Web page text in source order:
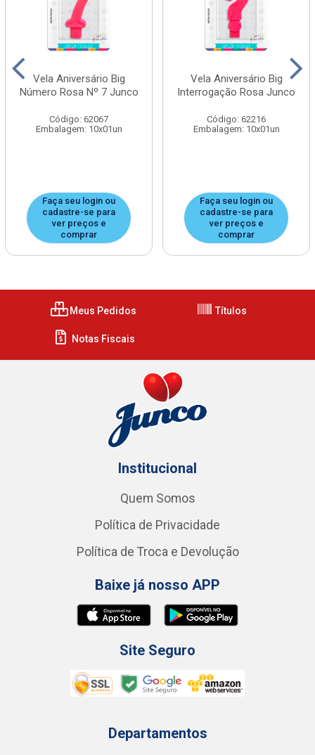
Vela Aniversário Big
Número Rosa Nº 7 Junco
Código: 62067
Embalagem: 10x01un
Faça seu login ou
cadastre-se para
ver preços e
comprar
Vela Aniversário Big
Interrogação Rosa Junco
Código: 62216
Embalagem: 10x01un
Faça seu login ou
cadastre-se para
ver preços e
comprar
Meus Pedidos Títulos
Notas Fiscais
Institucional
Quem Somos
Política de Privacidade
Política de Troca e Devolução
Baixe já nosso APP
Site Seguro
Departamentos